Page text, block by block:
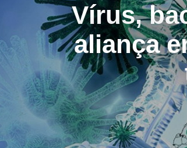
Vírus,
aliança